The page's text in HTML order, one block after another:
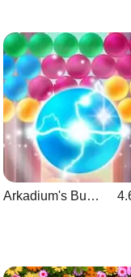
Arkadium's Bubble Shooter